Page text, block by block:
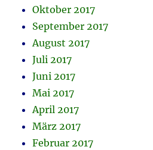
Oktober 2017
September 2017
August 2017
Juli 2017
Juni 2017
Mai 2017
April 2017
März 2017
Februar 2017